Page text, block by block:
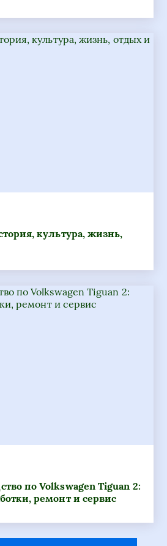
культура, жизнь,
по Volkswagen Tiguan 2:
ремонт и сервис